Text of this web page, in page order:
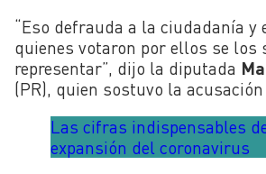
“Eso defrauda a la ciudadanía y
quienes votaron por ellos se los
representar”, dijo la diputada
(PR), quien sostuvo la acusación
Las cifras indispensables
expansión del coronavirus